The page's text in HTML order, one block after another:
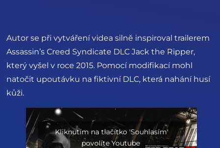
Autor se při vytváření videa silně inspiroval trailerem
Assassin’s Creed Syndicate DLC Jack the Ripper,
který vyšel v roce 2015. Pomocí modifikací mohl
natočit upoutávku na fiktivní DLC, která nahání husí
kůži.
Kliknutím na tlačítko 'Souhlasím'
povolíte Youtube